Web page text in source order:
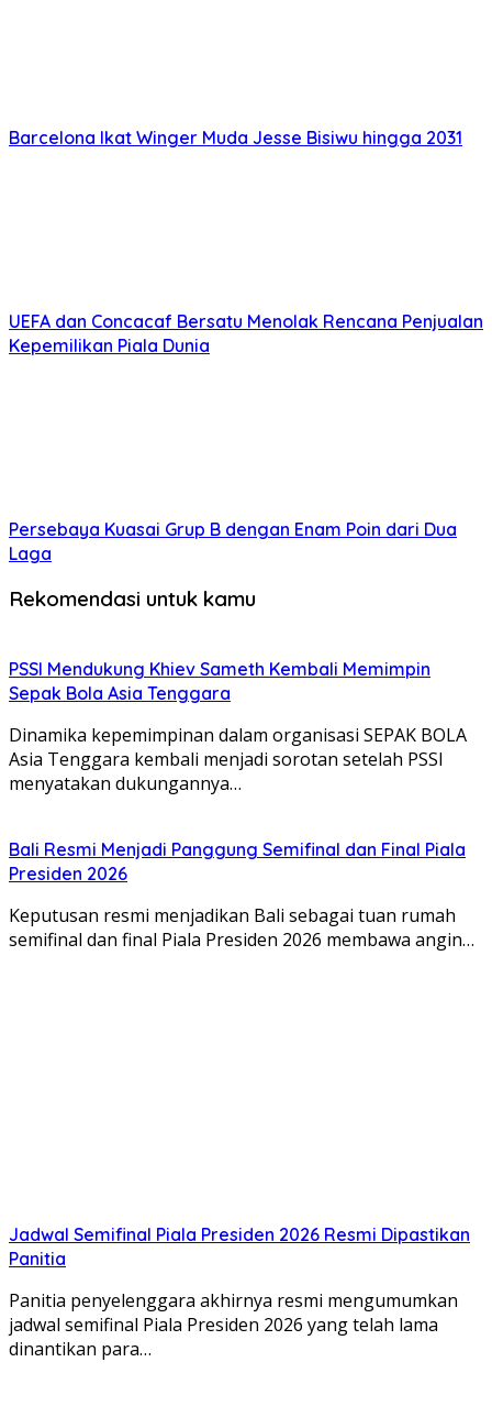
Barcelona Ikat Winger Muda Jesse Bisiwu hingga 2031
UEFA dan Concacaf Bersatu Menolak Rencana Penjualan
Kepemilikan Piala Dunia
Persebaya Kuasai Grup B dengan Enam Poin dari Dua
Laga
Rekomendasi untuk kamu
PSSI Mendukung Khiev Sameth Kembali Memimpin
Sepak Bola Asia Tenggara
Dinamika kepemimpinan dalam organisasi SEPAK BOLA
Asia Tenggara kembali menjadi sorotan setelah PSSI
menyatakan dukungannya…
Bali Resmi Menjadi Panggung Semifinal dan Final Piala
Presiden 2026
Keputusan resmi menjadikan Bali sebagai tuan rumah
semifinal dan final Piala Presiden 2026 membawa angin…
Jadwal Semifinal Piala Presiden 2026 Resmi Dipastikan
Panitia
Panitia penyelenggara akhirnya resmi mengumumkan
jadwal semifinal Piala Presiden 2026 yang telah lama
dinantikan para…